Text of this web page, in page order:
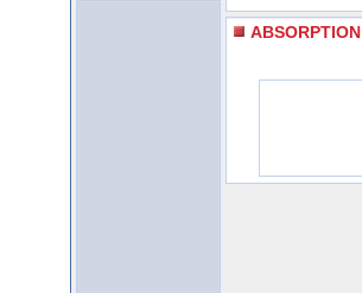
ABSORPTION